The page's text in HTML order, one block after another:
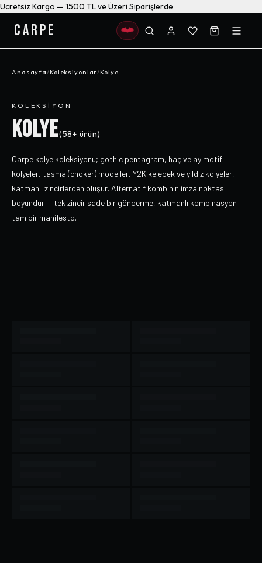
Ücretsiz Kargo — 1500 TL ve Üzeri Siparişlerde
CARPE
Anasayfa/Koleksiyonlar/Kolye
KOLEKSIYON
KOLYE(58+ ürün)
Carpe kolye koleksiyonu; gothic pentagram, haç ve ay motifli
kolyeler, tasma (choker) modeller, Y2K kelebek ve yıldız kolyeler,
katmanlı zincirlerden oluşur. Alternatif kombinin imza noktası
boyundur — tek zincir sade bir gönderme, katmanlı kombinasyon
tam bir manifesto.